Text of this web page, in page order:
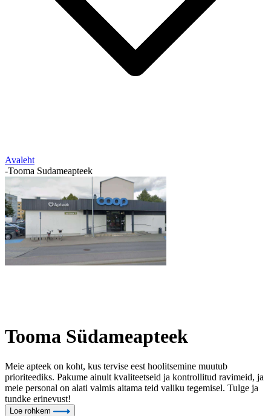
Avaleht
-Tooma Sudameapteek
Tooma Südameapteek
Meie apteek on koht, kus tervise eest hoolitsemine muutub
prioriteediks. Pakume ainult kvaliteetseid ja kontrollitud ravimeid, ja
meie personal on alati valmis aitama teid valiku tegemisel. Tulge ja
tundke erinevust!
Loe rohkem